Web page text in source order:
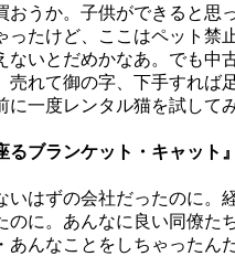
おうか。子供ができると思
ったけど、ここはペット禁
ないとだめかなあ。でも中
売れて御の字、下手すれば
に一度レンタル猫を試して
るブランケット・キャット』
いはずの会社だったのに。
のに。あんなに良い同僚た
あんなことをしちゃったん